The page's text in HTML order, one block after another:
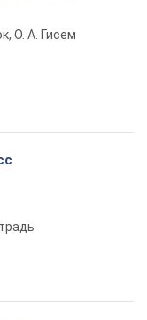
О. А. Гисем